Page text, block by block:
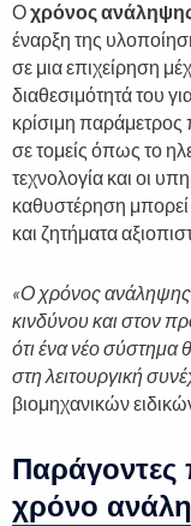
Οχρόνος
έναρξη της
σε μια επιχείρηση
διαθεσιμότητά του
κρίσιμη παράμετρος
σε τομείς όπως το
τεχνολογία και οι
καθυστέρηση μπορεί
και ζητήματα
«Ο χρόνος ανάληψης
κινδύνου και στον
ότι ένα νέο σύστημα
στη λειτουργική
βιομηχανικών
Παράγοντες
χρόνο